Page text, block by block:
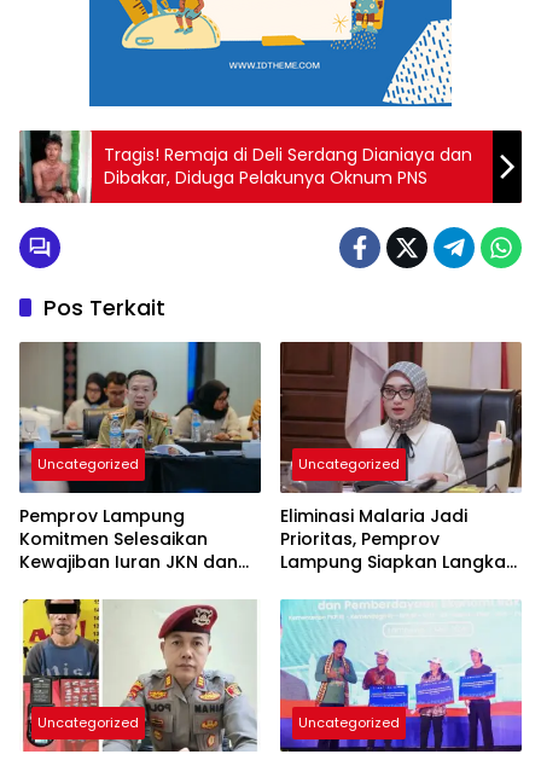
Tragis! Remaja di Deli Serdang Dianiaya dan
Dibakar, Diduga Pelakunya Oknum PNS
Pos Terkait
Uncategorized
Pemprov Lampung
Komitmen Selesaikan
Kewajiban Iuran JKN dan
Kepesertaan BPJS
Kesehatan
Uncategorized
Eliminasi Malaria Jadi
Prioritas, Pemprov
Lampung Siapkan Langkah
Uncategorized Uncategorized